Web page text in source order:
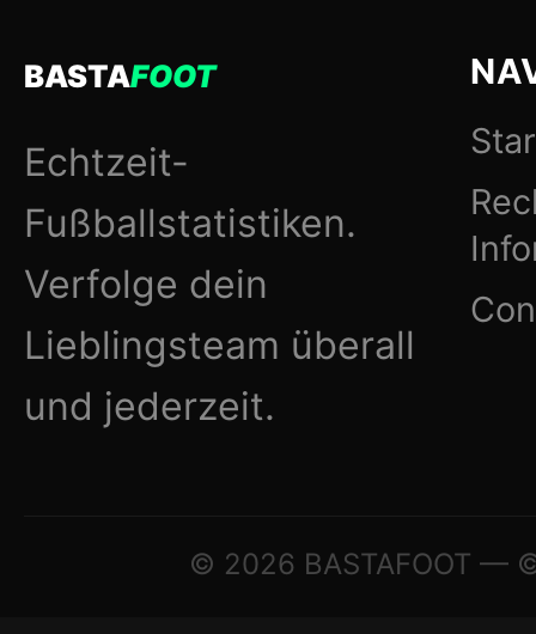
BASTAFOOT
Echtzeit-
Fußballstatistiken.
Verfolge dein
Lieblingsteam überall
und jederzeit.
© 2026 BASTAFOOT —